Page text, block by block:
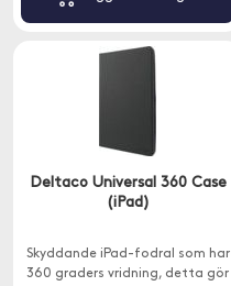
Deltaco Universal 360 Case
(iPad)
Skyddande iPad-fodral som har
360 graders vridning, detta gör